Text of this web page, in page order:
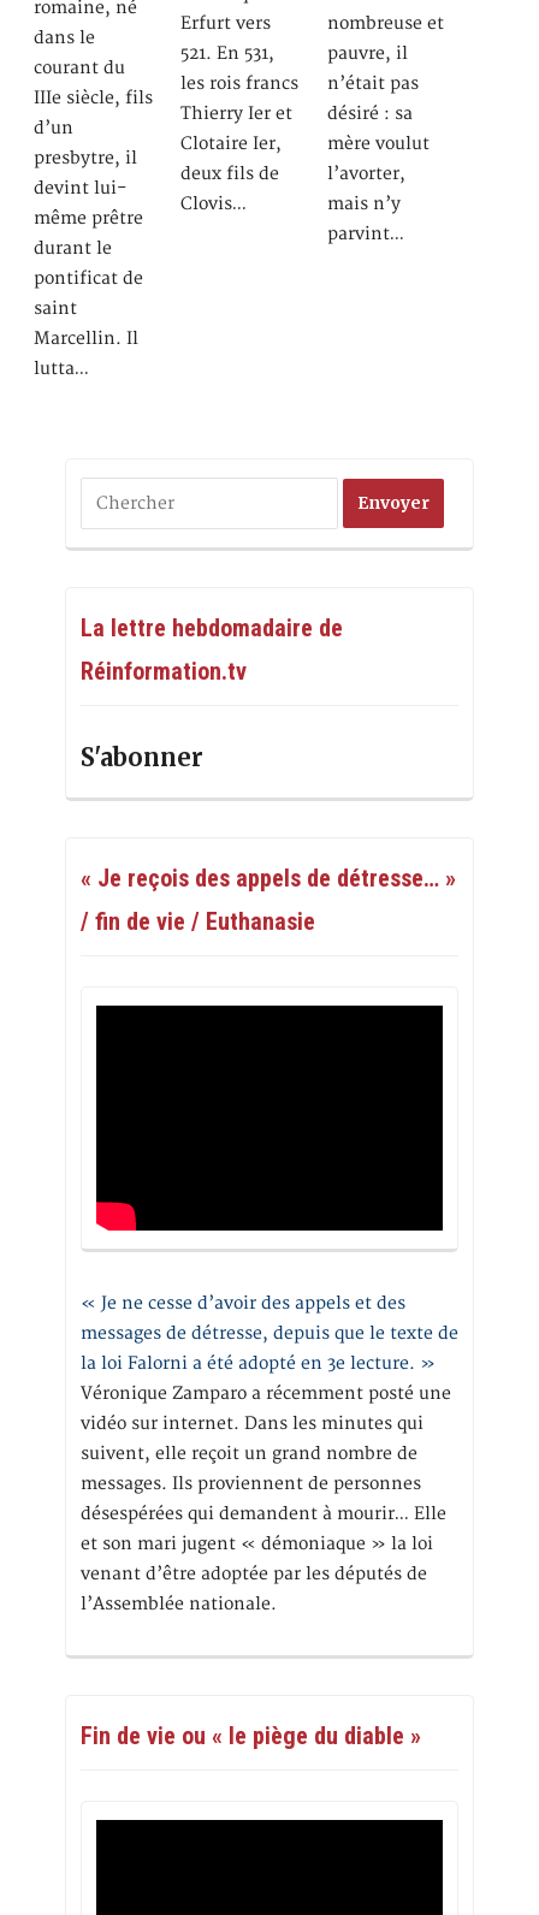
romaine, né
dans le
courant du
IIIe siècle, fils
d’un
presbytre, il
devint lui-
même prêtre
durant le
pontificat de
saint
Marcellin. Il
lutta…
Erfurt vers
521. En 531,
les rois francs
Thierry Ier et
Clotaire Ier,
deux fils de
Clovis…
nombreuse et
pauvre, il
n’était pas
désiré : sa
mère voulut
l’avorter,
mais n’y
parvint…
La lettre hebdomadaire de
Réinformation.tv
S'abonner
« Je reçois des appels de détresse… »
/ fin de vie / Euthanasie
« Je ne cesse d’avoir des appels et des
messages de détresse, depuis que le texte de
la loi Falorni a été adopté en 3e lecture. »
Véronique Zamparo a récemment posté une
vidéo sur internet. Dans les minutes qui
suivent, elle reçoit un grand nombre de
messages. Ils proviennent de personnes
désespérées qui demandent à mourir… Elle
et son mari jugent « démoniaque » la loi
venant d’être adoptée par les députés de
l’Assemblée nationale.
Fin de vie ou « le piège du diable »